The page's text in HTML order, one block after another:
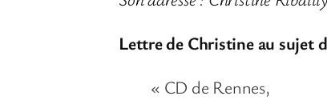
Lettre de Christine au sujet
« CD de Rennes,